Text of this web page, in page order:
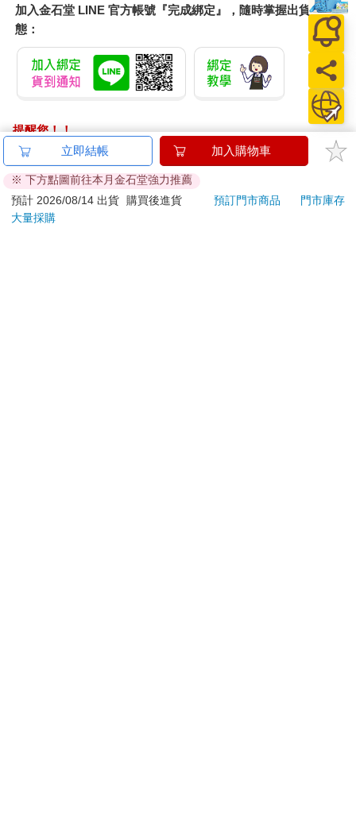
加入金石堂 LINE 官方帳號『完成綁定』，隨時掌握出貨動
態：
提醒您！！
金石堂及銀行均不會請您操作ATM! 如接獲電話要求您前往
ATM提款機，請不要聽從指示，以免受騙上當！
退換貨須知：
**提醒您，鑑賞期不等於試用期，退回商品須為全新狀態**
立即結帳 加入購物車
※ 下方點圖前往本月金石堂強力推薦
預計 2026/08/14 出貨
購買後進貨 預訂門市商品
門市庫存
大量採購